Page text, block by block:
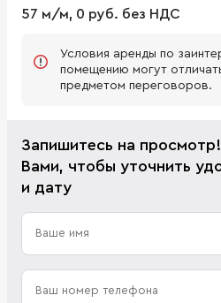
57 м/м, 0 руб. без НДС
Условия аренды по
помещению могут
предметом переговоров.
Запишитесь на
Вами, чтобы уточнить
и дату